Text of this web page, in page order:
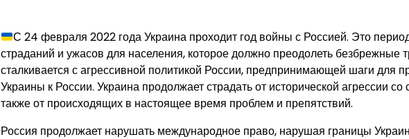
С 24 февраля 2022 года Украина проходит год войны с Россией. Это
страданий и ужасов для населения, которое должно преодолеть безбрежные
сталкивается с агрессивной политикой России, предпринимающей шаги для
Украины к России. Украина продолжает страдать от исторической агрессии
также от происходящих в настоящее время проблем и препятствий.
Россия продолжает нарушать международное право, нарушая границы